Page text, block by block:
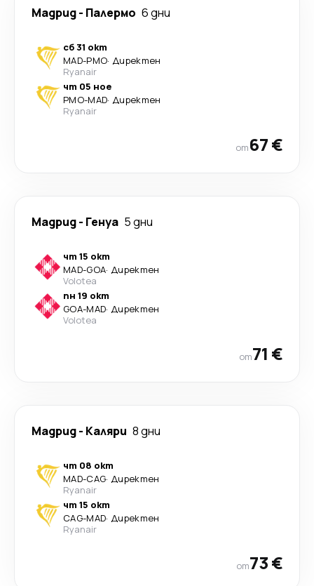
Мадрид- Палермо 6 дни
сб 31 окт
MAD-PMO· Директен
Ryanair
чт 05 ное
PMO-MAD· Директен
Ryanair
от67 €
Мадрид- Генуа 5 дни
чт 15 окт
MAD-GOA· Директен
Volotea
пн 19 окт
GOA-MAD· Директен
Volotea
от71 €
Мадрид- Каляри 8 дни
чт 08 окт
MAD-CAG· Директен
Ryanair
чт 15 окт
CAG-MAD· Директен
Ryanair
от73 €